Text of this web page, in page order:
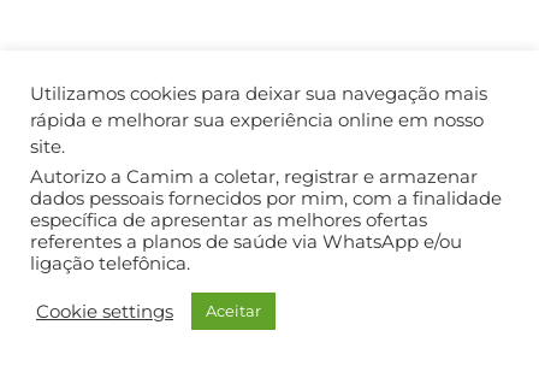
COPYRIGHT ©2018. TODOS OS DIREITOS RESERVADOS.
Utilizamos cookies para deixar sua navegação mais
rápida e melhorar sua experiência online em nosso
site.
Autorizo a Camim a coletar, registrar e armazenar
dados pessoais fornecidos por mim, com a finalidade
específica de apresentar as melhores ofertas
referentes a planos de saúde via WhatsApp e/ou
ligação telefônica.
Cookie settings Aceitar